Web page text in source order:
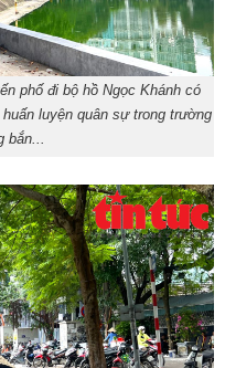
phố đi bộ hồ Ngọc Khánh có
luyện quân sự trong trường
bắn...